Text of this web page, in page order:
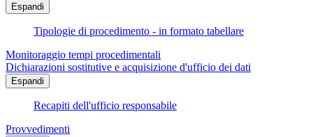
Espandi
Tipologie di procedimento - in formato tabellare
Monitoraggio tempi procedimentali
Dichiarazioni sostitutive e acquisizione d'ufficio dei dati
Espandi
Recapiti dell'ufficio responsabile
Provvedimenti